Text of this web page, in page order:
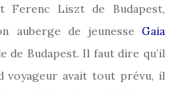
Ferenc Liszt de Budapest,
auberge de jeunesse Gaia
de Budapest. Il faut dire qu’il
voyageur avait tout prévu, il